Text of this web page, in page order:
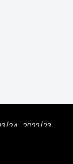
24
2022/23